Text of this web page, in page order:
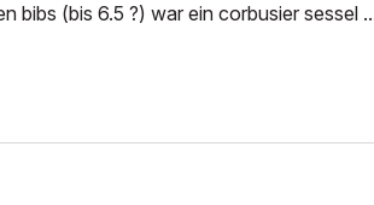
bibs (bis 6.5 ?) war ein corbusier sessel